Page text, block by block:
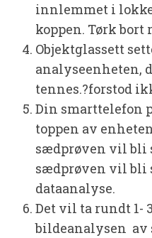
innlemmet i
koppen. Tørk bort
Objektglassett
analyseenheten,
tennes.?forstod
Din smarttelefon
toppen av
sædprøven vil bli
sædprøven vil bli
dataanalyse.
Det vil ta rundt 1-
bildeanalysen av